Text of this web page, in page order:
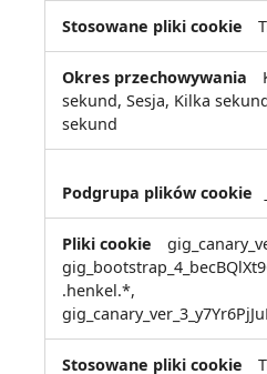
sekund, Sesja, Kilka
sekund
.henkel.*,